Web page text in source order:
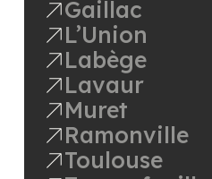
Gaillac
L’Union
Labège
Lavaur
Muret
Ramonville
Toulouse